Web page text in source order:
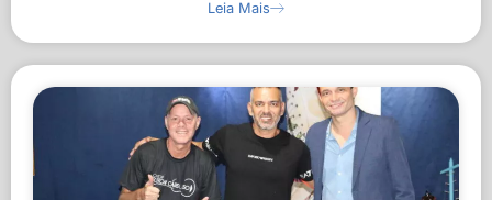
Leia Mais